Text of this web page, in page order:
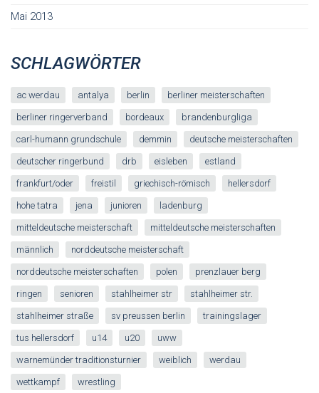
Mai 2013
SCHLAGWÖRTER
ac werdau antalya berlin berliner meisterschaften
berliner ringerverband bordeaux brandenburgliga
carl-humann grundschule demmin deutsche meisterschaften
deutscher ringerbund drb eisleben estland
frankfurt/oder freistil griechisch-römisch hellersdorf
hohe tatra jena junioren ladenburg
mitteldeutsche meisterschaft mitteldeutsche meisterschaften
männlich norddeutsche meisterschaft
norddeutsche meisterschaften polen prenzlauer berg
ringen senioren stahlheimer str stahlheimer str.
stahlheimer straße sv preussen berlin trainingslager
tus hellersdorf u14 u20 uww
warnemünder traditionsturnier weiblich werdau
wettkampf wrestling